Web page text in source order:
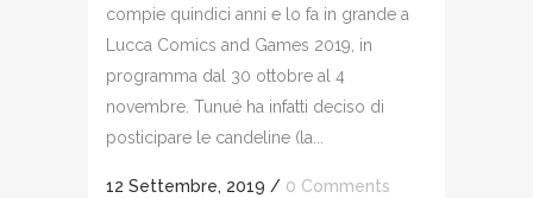
compie quindici anni e lo fa in grande a
Lucca Comics and Games 2019, in
programma dal 30 ottobre al 4
novembre. Tunué ha infatti deciso di
posticipare le candeline (la...
12 Settembre, 2019 / 0 Comments